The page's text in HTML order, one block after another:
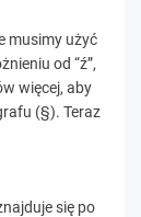
musimy użyć
od “ź”,
więcej, aby
(§). Teraz
się po